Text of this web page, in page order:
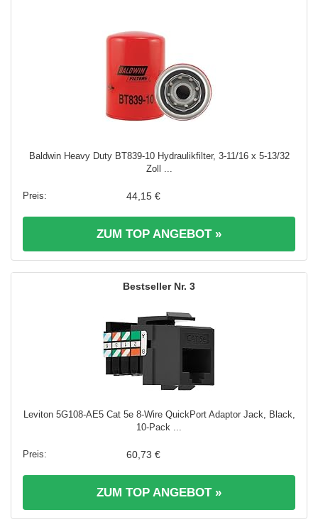
Baldwin Heavy Duty BT839-10 Hydraulikfilter, 3-11/16 x 5-13/32
Zoll ...
44,15 €
ZUM TOP ANGEBOT »
3
Leviton 5G108-AE5 Cat 5e 8-Wire QuickPort Adaptor Jack, Black,
10-Pack ...
60,73 €
ZUM TOP ANGEBOT »